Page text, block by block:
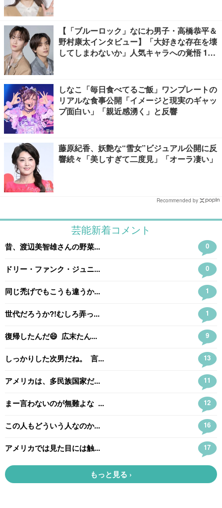
【「ブルーロック」なにわ男子・高橋恭平＆
野村康太インタビュー】「大好きな存在を壊
してしまわないか」人気キャラへの覚悟 10
しなこ「毎日食べてるご飯」ワンプレートの
リアルな食事公開「イメージと現実のギャッ
プ面白い」「親近感湧く」と反響
藤原紀香、妖艶な“雪女”ビジュアル公開に反
響続々「美しすぎて二度見」「オーラ凄い」
Recommended by